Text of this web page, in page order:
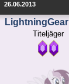
26.06.2013
LightningGear
Titeljäger